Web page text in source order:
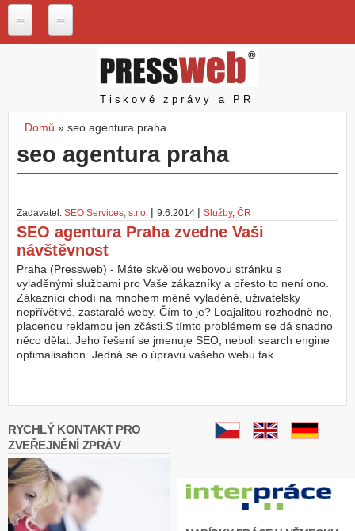
P
e
b
.
c
N
a
š
e
s
l
u
ž
b
y
l
ž
i
t
ú
č
e
t
Pressweb
Tiskové zprávy a PR
Jste zde
Domů » seo agentura praha
seo agentura praha
Zadavatel: SEO Services, s.r.o. | 9.6.2014 | Služby, ČR
SEO agentura Praha zvedne Vaši
návštěvnost
Praha (Pressweb) - Máte skvělou webovou stránku s
vyladěnými službami pro Vaše zákazníky a přesto to není ono.
Zákazníci chodí na mnohem méně vyladěné, uživatelsky
nepřívětivé, zastaralé weby. Čím to je? Loajalitou rozhodně ne,
placenou reklamou jen zčásti.S tímto problémem se dá snadno
něco dělat. Jeho řešení se jmenuje SEO, neboli search engine
optimalisation. Jedná se o úpravu vašeho webu tak...
RYCHLÝ KONTAKT PRO
ZVEŘEJNĚNÍ ZPRÁV